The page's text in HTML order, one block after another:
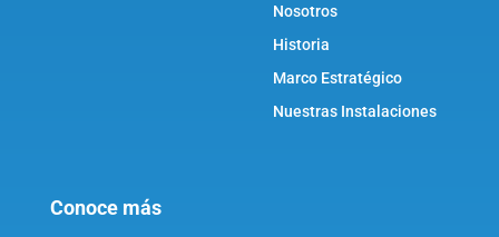
Nosotros
Historia
Marco Estratégico
Nuestras Instalaciones
Conoce más